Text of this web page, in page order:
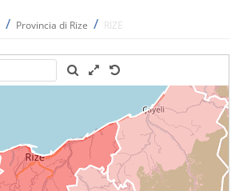
/ Provincia di Rize / RİZE